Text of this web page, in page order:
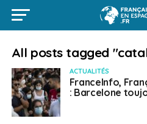
All posts tagged
ACTUALITÉS
FranceInfo,
: Barcelone